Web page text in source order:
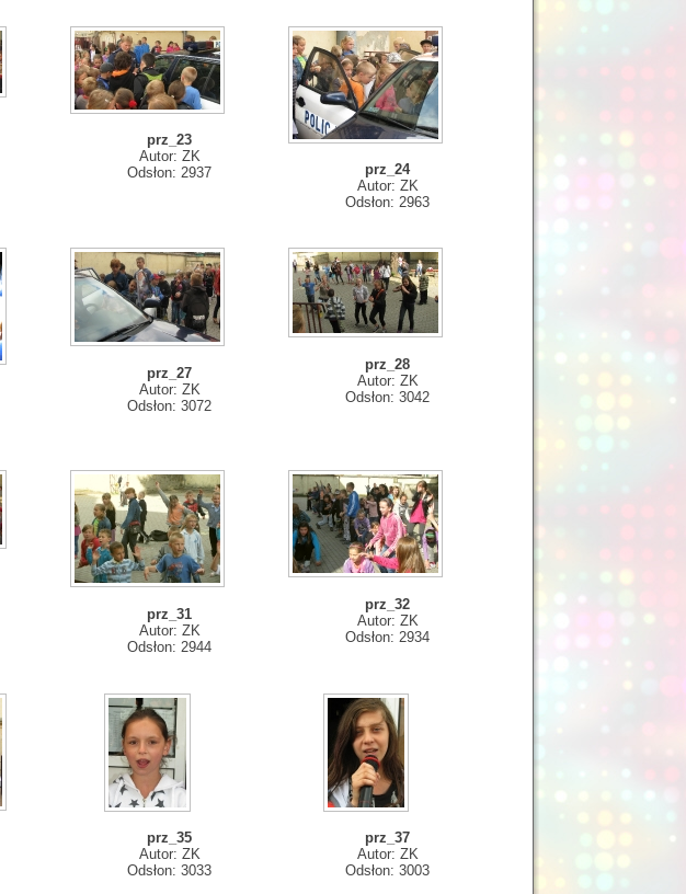
prz_23
Autor: ZK
Odsłon: 2937
prz_24
Autor: ZK
Odsłon: 2963
prz_27
Autor: ZK
Odsłon: 3072
prz_28
Autor: ZK
Odsłon: 3042
prz_31
Autor: ZK
Odsłon: 2944
prz_32
Autor: ZK
Odsłon: 2934
prz_35
Autor: ZK
Odsłon: 3033
prz_37
Autor: ZK
Odsłon: 3003